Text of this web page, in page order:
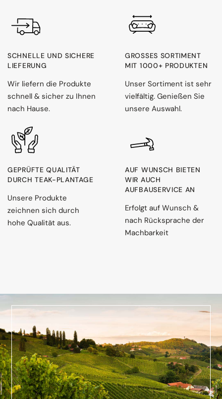
SCHNELLE UND SICHERE
LIEFERUNG
Wir liefern die Produkte
schnell & sicher zu Ihnen
nach Hause.
GROSSES SORTIMENT M
IT 1000+ PRODUKTEN
Unser Sortiment ist sehr
vielfältig. Genießen Sie
unsere Auswahl.
GEPRÜFTE QUALITÄT
DURCH TEAK-PLANTAGE
Unsere Produkte
zeichnen sich durch
hohe Qualität aus.
AUF WUNSCH BIETEN
WIR AUCH
AUFBAUSERVICE AN
Erfolgt auf Wunsch &
nach Rücksprache der
Machbarkeit